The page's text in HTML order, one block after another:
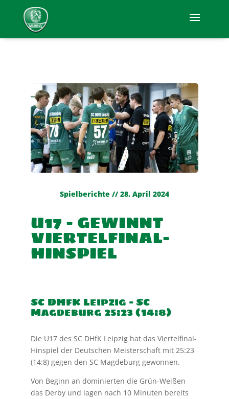
Spielberichte // 28. April 2024
U17 – GEWINNT
VIERTELFINAL-
HINSPIEL
SC DHfK Leipzig – SC
Magdeburg 25:23 (14:8)
Die U17 des SC DHfK Leipzig hat das Viertelfinal-
Hinspiel der Deutschen Meisterschaft mit 25:23
(14:8) gegen den SC Magdeburg gewonnen.
Von Beginn an dominierten die Grün-Weißen
das Derby und lagen nach 10 Minuten bereits